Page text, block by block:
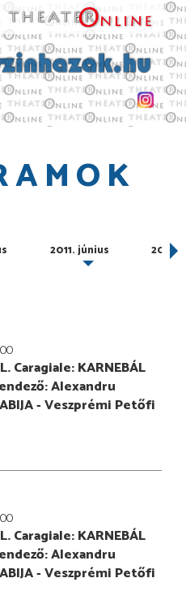
2011. június 2011.
Caragiale: KARNEBÁL
Alexandru
- Veszprémi Petőfi
Caragiale: KARNEBÁL
Alexandru
- Veszprémi Petőfi